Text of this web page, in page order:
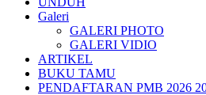
Galeri
GALERI PHOTO
GALERI VIDIO
ARTIKEL
BUKU TAMU
PENDAFTARAN PMB 2026